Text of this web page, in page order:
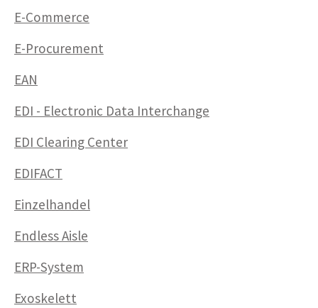
E-Commerce
E-Procurement
EAN
EDI - Electronic Data Interchange
EDI Clearing Center
EDIFACT
Einzelhandel
Endless Aisle
ERP-System
Exoskelett